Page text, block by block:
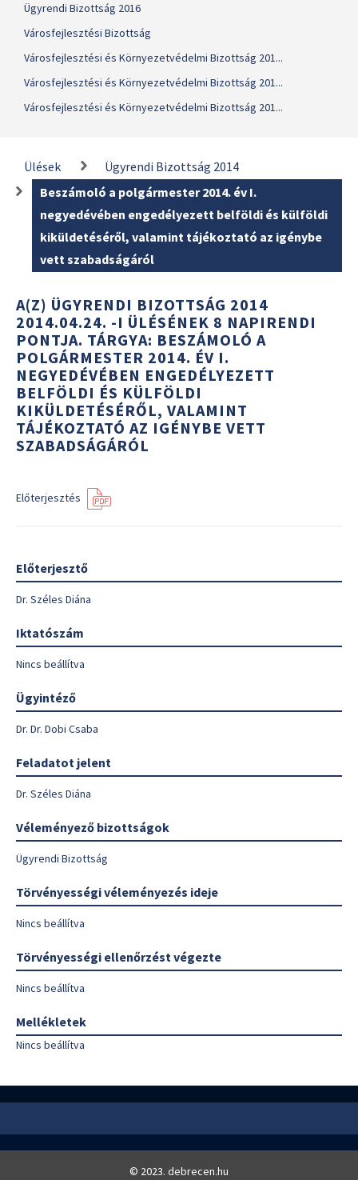
Ügyrendi Bizottság 2016
Városfejlesztési Bizottság
Városfejlesztési és Környezetvédelmi Bizottság 201...
Városfejlesztési és Környezetvédelmi Bizottság 201...
Városfejlesztési és Környezetvédelmi Bizottság 201...
Ülések
Ügyrendi Bizottság 2014
Beszámoló a polgármester 2014. év I.
negyedévében engedélyezett belföldi és külföldi
kiküldetéséről, valamint tájékoztató az igénybe
vett szabadságáról
A(Z) ÜGYRENDI BIZOTTSÁG 2014
2014.04.24. -I ÜLÉSÉNEK 8 NAPIRENDI
PONTJA. TÁRGYA: BESZÁMOLÓ A
POLGÁRMESTER 2014. ÉV I.
NEGYEDÉVÉBEN ENGEDÉLYEZETT
BELFÖLDI ÉS KÜLFÖLDI
KIKÜLDETÉSÉRŐL, VALAMINT
TÁJÉKOZTATÓ AZ IGÉNYBE VETT
SZABADSÁGÁRÓL
Előterjesztés
Előterjesztő
Dr. Széles Diána
Iktatószám
Nincs beállítva
Ügyintéző
Dr. Dr. Dobi Csaba
Feladatot jelent
Dr. Széles Diána
Véleményező bizottságok
Ügyrendi Bizottság
Törvényességi véleményezés ideje
Nincs beállítva
Törvényességi ellenőrzést végezte
Nincs beállítva
Mellékletek
Nincs beállítva
© 2023. debrecen.hu